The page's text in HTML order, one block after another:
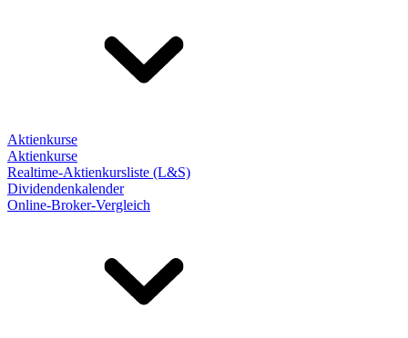
Aktienkurse
Aktienkurse
Realtime-Aktienkursliste (L&S)
Dividendenkalender
Online-Broker-Vergleich